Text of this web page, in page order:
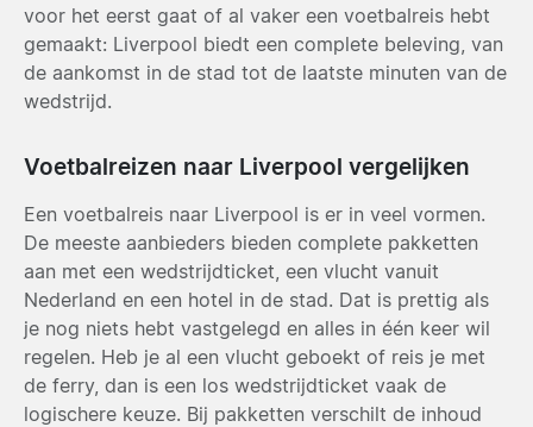
voor het eerst gaat of al vaker een voetbalreis hebt
gemaakt: Liverpool biedt een complete beleving, van
de aankomst in de stad tot de laatste minuten van de
wedstrijd.
Voetbalreizen naar Liverpool vergelijken
Een voetbalreis naar Liverpool is er in veel vormen.
De meeste aanbieders bieden complete pakketten
aan met een wedstrijdticket, een vlucht vanuit
Nederland en een hotel in de stad. Dat is prettig als
je nog niets hebt vastgelegd en alles in één keer wil
regelen. Heb je al een vlucht geboekt of reis je met
de ferry, dan is een los wedstrijdticket vaak de
logischere keuze. Bij pakketten verschilt de inhoud